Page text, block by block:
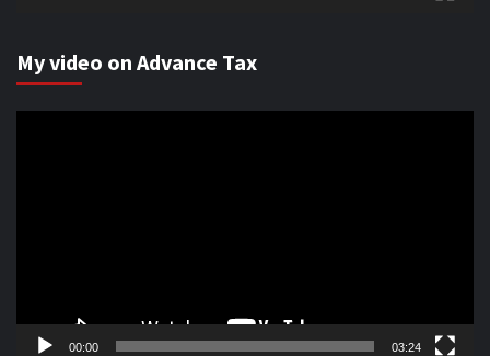
My video on Advance Tax
00:00 03:24